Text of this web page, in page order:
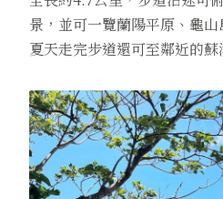
景，並可一覽蘭陽平原、龜山
夏天走完步道還可至鄰近的蘇